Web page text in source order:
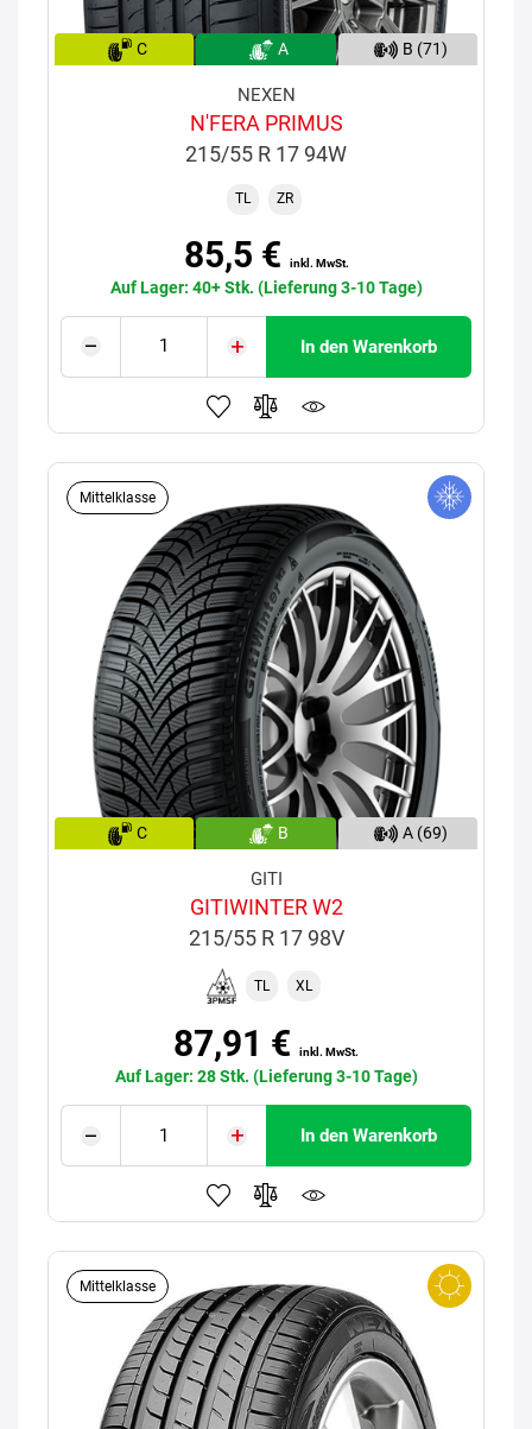
C A B (71)
NEXEN
N'FERA PRIMUS
215/55 R 17 94W
TL ZR
85,5 € inkl. MwSt.
Auf Lager: 40+ Stk. (Lieferung 3-10 Tage)
In den Warenkorb
Mittelklasse
C B A (69)
GITI
GITIWINTER W2
215/55 R 17 98V
TL XL
87,91 € inkl. MwSt.
Auf Lager: 28 Stk. (Lieferung 3-10 Tage)
In den Warenkorb
Mittelklasse